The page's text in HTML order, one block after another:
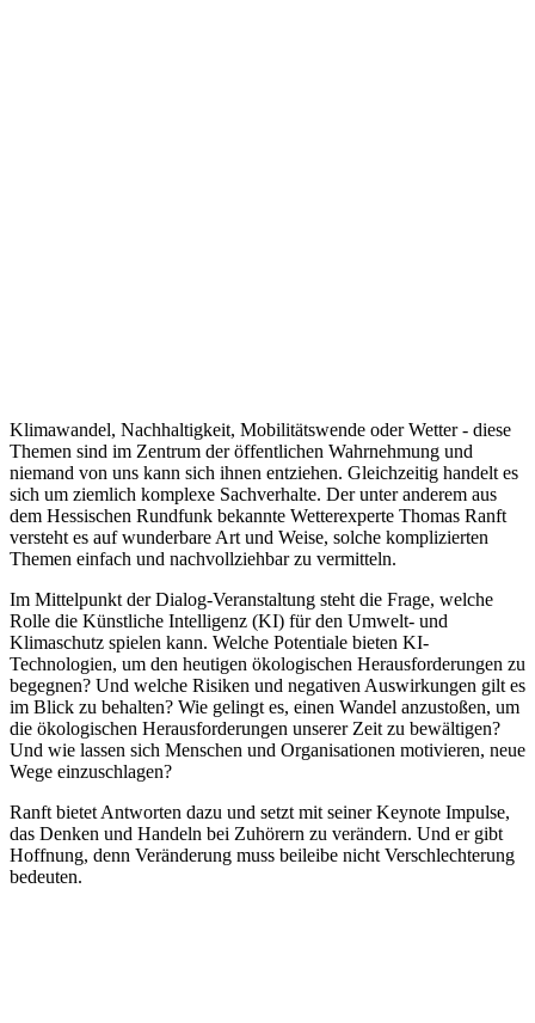
Klimawandel, Nachhaltigkeit, Mobilitätswende oder Wetter - diese
Themen sind im Zentrum der öffentlichen Wahrnehmung und
niemand von uns kann sich ihnen entziehen. Gleichzeitig handelt es
sich um ziemlich komplexe Sachverhalte. Der unter anderem aus
dem Hessischen Rundfunk bekannte Wetterexperte Thomas Ranft
versteht es auf wunderbare Art und Weise, solche komplizierten
Themen einfach und nachvollziehbar zu vermitteln.
Im Mittelpunkt der Dialog-Veranstaltung steht die Frage, welche
Rolle die Künstliche Intelligenz (KI) für den Umwelt- und
Klimaschutz spielen kann. Welche Potentiale bieten KI-
Technologien, um den heutigen ökologischen Herausforderungen zu
begegnen? Und welche Risiken und negativen Auswirkungen gilt es
im Blick zu behalten? Wie gelingt es, einen Wandel anzustoßen, um
die ökologischen Herausforderungen unserer Zeit zu bewältigen?
Und wie lassen sich Menschen und Organisationen motivieren, neue
Wege einzuschlagen?
Ranft bietet Antworten dazu und setzt mit seiner Keynote Impulse,
das Denken und Handeln bei Zuhörern zu verändern. Und er gibt
Hoffnung, denn Veränderung muss beileibe nicht Verschlechterung
bedeuten.